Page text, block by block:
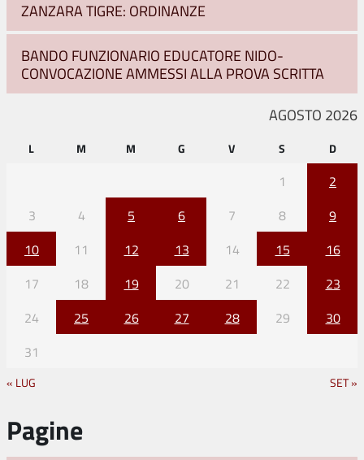
ZANZARA TIGRE: ORDINANZE
BANDO FUNZIONARIO EDUCATORE NIDO-
CONVOCAZIONE AMMESSI ALLA PROVA SCRITTA
AGOSTO 2026
L M M G V S D
1
2
3
4 5 6 7 8
9
10
11 12 13 14 15
16
17
18 19 20 21 22
23
24
25 26 27 28 29
30
31
« LUG SET »
Pagine